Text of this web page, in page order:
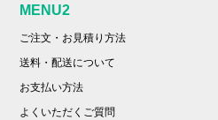
MENU2
ご注文・お見積り方法
送料・配送について
お支払い方法
よくいただくご質問